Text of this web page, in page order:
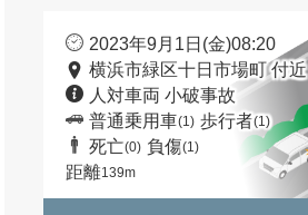
2023年9月1日(金)08:20
横浜市緑区十日市場町 付近
人対車両 小破事故
普通乗用車(1) 歩行者(1)
死亡(0) 負傷(1)
距離139m